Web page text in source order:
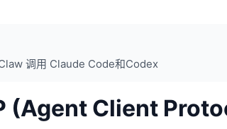
调用 Claude Code和Codex
(Agent Client